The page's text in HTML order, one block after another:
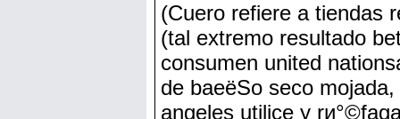
(Cuero refiere a tiendas
(tal extremo resultado
consumen united
de baеёЅo seco
angeles utilice y